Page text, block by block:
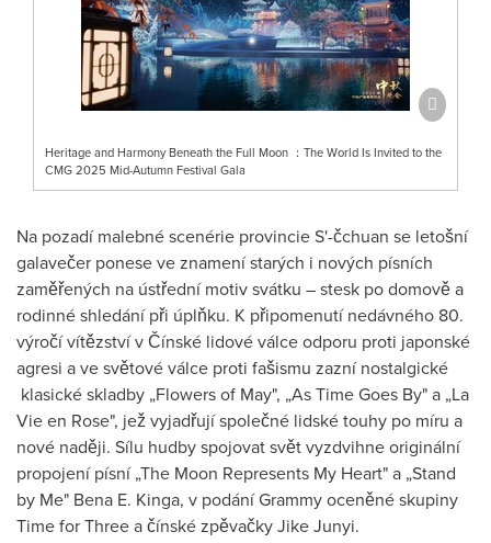
Heritage and Harmony Beneath the Full Moon ：The World Is Invited to the
CMG 2025 Mid-Autumn Festival Gala
Na pozadí malebné scenérie provincie S'-čchuan se letošní
galavečer ponese ve znamení starých i nových písních
zaměřených na ústřední motiv svátku – stesk po domově a
rodinné shledání při úplňku. K připomenutí nedávného 80.
výročí vítězství v Čínské lidové válce odporu proti japonské
agresi a ve světové válce proti fašismu zazní nostalgické
klasické skladby „Flowers of May", „As Time Goes By" a „La
Vie en Rose", jež vyjadřují společné lidské touhy po míru a
nové naději. Sílu hudby spojovat svět vyzdvihne originální
propojení písní „The Moon Represents My Heart" a „Stand
by Me" Bena E. Kinga, v podání Grammy oceněné skupiny
Time for Three a čínské zpěvačky Jike Junyi.